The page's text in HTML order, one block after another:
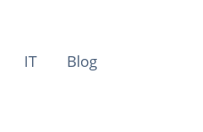
IT Blog